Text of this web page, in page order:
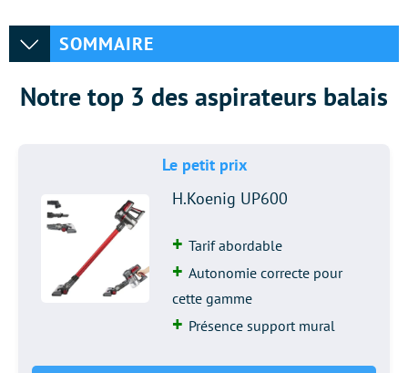
SOMMAIRE
Notre top 3 des aspirateurs balais
Le petit prix
H.Koenig UP600
Tarif abordable
Autonomie correcte pour
cette gamme
Présence support mural